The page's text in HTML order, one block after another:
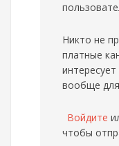
Никто не
платные
вообще
Войдите
чтобы